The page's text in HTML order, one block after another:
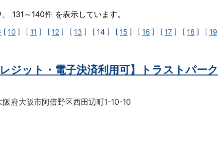
131～140件 を表示しています。
[ 10 ] [ 11 ] [ 12 ] [ 13 ] [ 14 ] [ 15 ] [ 16 ] [ 17 ] [ 18 ] [ 19
レジット・電子決済利用可】トラストパー
阪府大阪市阿倍野区西田辺町1-10-10